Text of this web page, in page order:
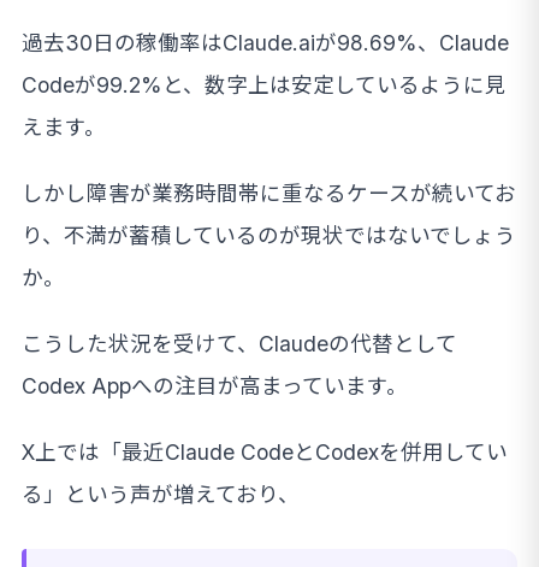
過去30日の稼働率はClaude.aiが98.69%、Claude
Codeが99.2%と、数字上は安定しているように見
えます。
しかし障害が業務時間帯に重なるケースが続いてお
り、不満が蓄積しているのが現状ではないでしょう
か。
こうした状況を受けて、Claudeの代替として
Codex Appへの注目が高まっています。
X上では「最近Claude CodeとCodexを併用してい
る」という声が増えており、